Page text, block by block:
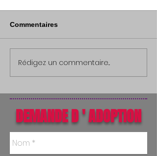
Commentaires
Rédigez un commentaire...
DEMANDE D ' ADOPTION